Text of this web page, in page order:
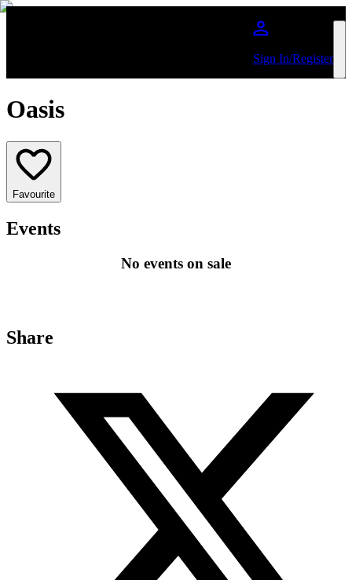
Sign In/Register
Oasis
Favourite
Events
No events on sale
Share